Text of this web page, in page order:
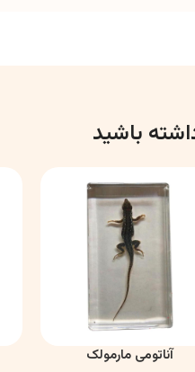
باشید
بیشتر
آناتومی مارمولک